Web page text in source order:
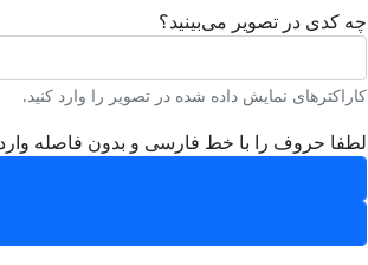
چه کدی در تصویر می‌بینید؟
کاراکترهای نمایش داده شده در تصویر را وارد کنید.
لطفا حروف را با خط فارسی و بدون فاصله وارد